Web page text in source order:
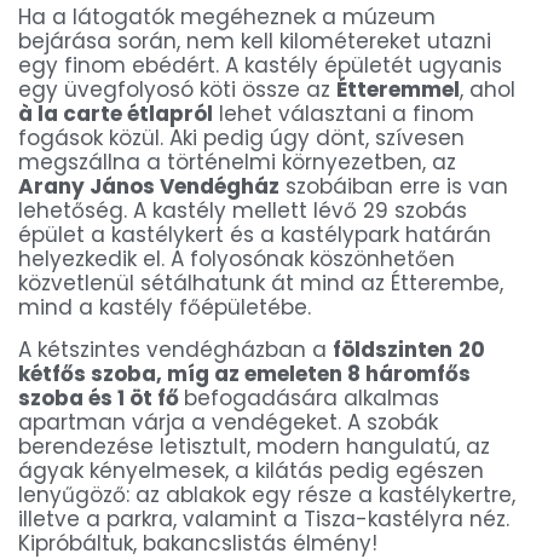
Ha a látogatók megéheznek a múzeum
bejárása során, nem kell kilométereket utazni
egy finom ebédért. A kastély épületét ugyanis
egy üvegfolyosó köti össze az Étteremmel, ahol
à la carte étlapról lehet választani a finom
fogások közül. Aki pedig úgy dönt, szívesen
megszállna a történelmi környezetben, az
Arany János Vendégház szobáiban erre is van
lehetőség. A kastély mellett lévő 29 szobás
épület a kastélykert és a kastélypark határán
helyezkedik el. A folyosónak köszönhetően
közvetlenül sétálhatunk át mind az Étterembe,
mind a kastély főépületébe.
A kétszintes vendégházban a földszinten 20
kétfős szoba, míg az emeleten 8 háromfős
szoba és 1 öt fő befogadására alkalmas
apartman várja a vendégeket. A szobák
berendezése letisztult, modern hangulatú, az
ágyak kényelmesek, a kilátás pedig egészen
lenyűgöző: az ablakok egy része a kastélykertre,
illetve a parkra, valamint a Tisza-kastélyra néz.
Kipróbáltuk, bakancslistás élmény!